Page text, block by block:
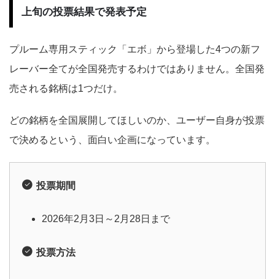
上旬の投票結果で発表予定
プルーム専用スティック「エボ」から登場した4つの新フ
レーバー全てが全国発売するわけではありません。全国発
売される銘柄は1つだけ。
どの銘柄を全国展開してほしいのか、ユーザー自身が投票
で決めるという、面白い企画になっています。
投票期間
2026年2月3日～2月28日まで
投票方法